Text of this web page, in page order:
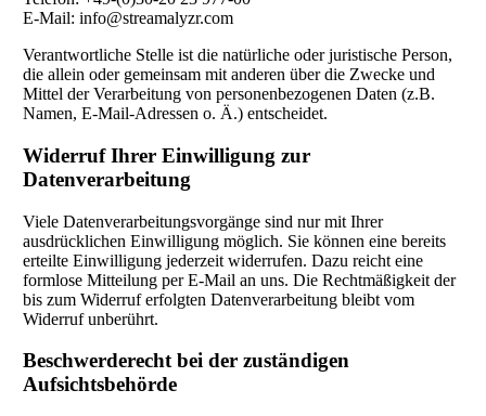
E-Mail:info@streamalyzr.com
Verantwortliche Stelle ist die natürliche oder juristische Person,
die allein oder gemeinsam mit anderen über die Zwecke und
Mittel der Verarbeitung von personenbezogenen Daten (z.B.
Namen, E-Mail-Adressen o. Ä.) entscheidet.
Widerruf Ihrer Einwilligung zur
Datenverarbeitung
Viele Datenverarbeitungsvorgänge sind nur mit Ihrer
ausdrücklichen Einwilligung möglich. Sie können eine bereits
erteilte Einwilligung jederzeit widerrufen. Dazu reicht eine
formlose Mitteilung per E-Mail an uns. Die Rechtmäßigkeit der
bis zum Widerruf erfolgten Datenverarbeitung bleibt vom
Widerruf unberührt.
Beschwerderecht bei der zuständigen
Aufsichtsbehörde